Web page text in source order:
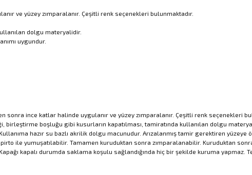
ve yüzey zımparalanır. Çeşitli renk seçenekleri bulunmaktadır.
dolgu materyalidir.
uygundur.
sonra ince katlar halinde uygulanır ve yüzey zımparalanır. Çeşitli renk seçenekleri
boşluğu gibi kusurların kapatılması, tamiratında kullanılan dolgu
hazır su bazlı akrilik dolgu macunudur. Arızalanmış tamir gerektiren yüzeye
ile yumuşatılabilir. Tamamen kuruduktan sonra zımparalanabilir. Kuruduktan
kapalı durumda saklama koşulu sağlandığında hiç bir şekilde kuruma yapmaz.